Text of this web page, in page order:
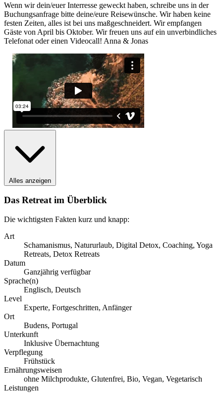
Wenn wir dein/euer Interresse geweckt haben, schreibe uns in der
Buchungsanfrage bitte deine/eure Reisewünsche. Wir haben keine
festen Zeiten, alles ist bei uns maßgeschneidert. Wir empfangen
Gäste von April bis Oktober. Wir freuen uns auf ein unverbindliches
Telefonat oder einen Videocall! Anna & Jonas
Alles anzeigen
Das Retreat im Überblick
Die wichtigsten Fakten kurz und knapp:
Art
Schamanismus, Natururlaub, Digital Detox, Coaching, Yoga
Retreats, Detox Retreats
Datum
Ganzjährig verfügbar
Sprache(n)
Englisch, Deutsch
Level
Experte, Fortgeschritten, Anfänger
Ort
Budens, Portugal
Unterkunft
Inklusive Übernachtung
Verpflegung
Frühstück
Ernährungsweisen
ohne Milchprodukte, Glutenfrei, Bio, Vegan, Vegetarisch
Leistungen